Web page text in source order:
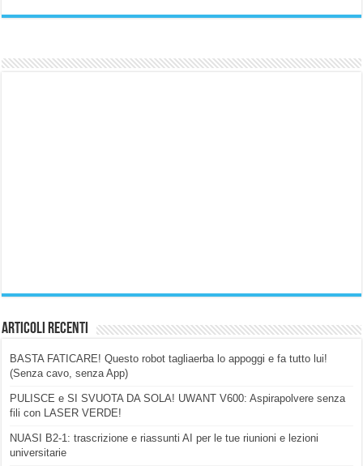
Articoli Recenti
BASTA FATICARE! Questo robot tagliaerba lo appoggi e fa tutto lui!
(Senza cavo, senza App)
PULISCE e SI SVUOTA DA SOLA! UWANT V600: Aspirapolvere senza
fili con LASER VERDE!
NUASI B2-1: trascrizione e riassunti AI per le tue riunioni e lezioni
universitarie